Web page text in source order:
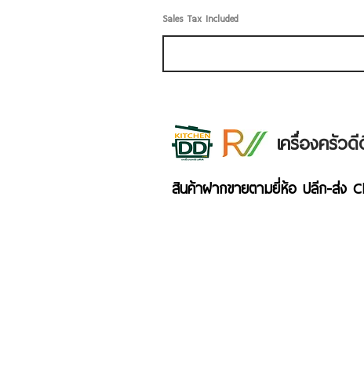
Sales Tax Included
เครื่องครัว
สินค้าฝากขายตามยี่ห้อ ปลีก-ส่ง